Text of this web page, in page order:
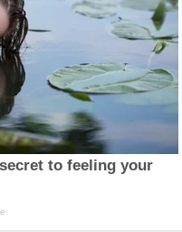
to feeling your